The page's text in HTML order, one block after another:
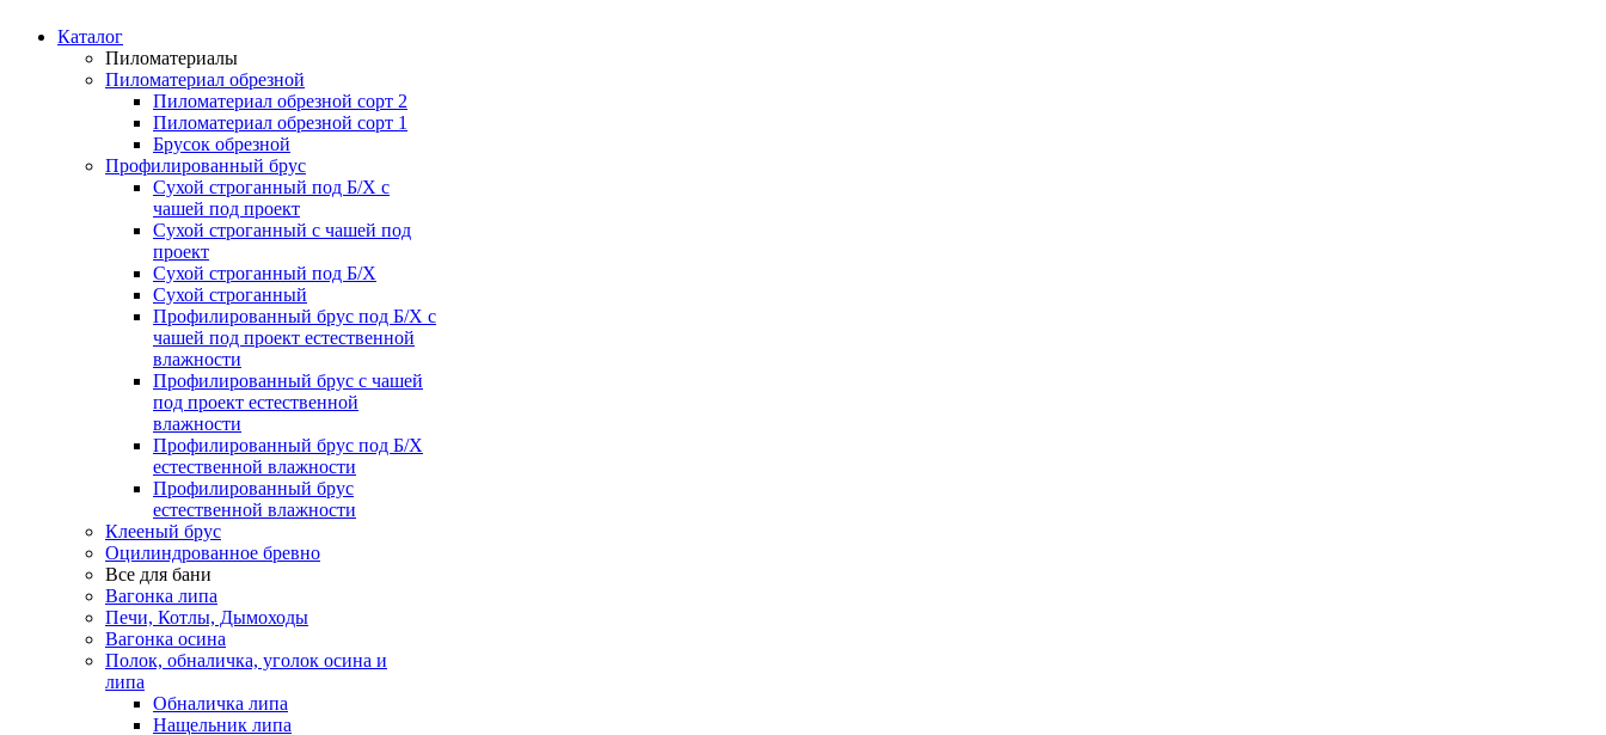
Каталог
Пиломатериалы
Пиломатериал обрезной
Пиломатериал обрезной сорт 2
Пиломатериал обрезной сорт 1
Брусок обрезной
Профилированный брус
Сухой строганный под Б/Х с
чашей под проект
Сухой строганный с чашей под
проект
Сухой строганный под Б/Х
Сухой строганный
Профилированный брус под Б/Х с
чашей под проект естественной
влажности
Профилированный брус с чашей
под проект естественной
влажности
Профилированный брус под Б/Х
естественной влажности
Профилированный брус
естественной влажности
Клееный брус
Оцилиндрованное бревно
Все для бани
Вагонка липа
Печи, Котлы, Дымоходы
Вагонка осина
Полок, обналичка, уголок осина и
липа
Обналичка липа
Нащельник липа